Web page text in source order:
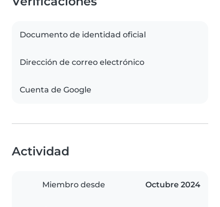
Documento de identidad oficial
Dirección de correo electrónico
Cuenta de Google
Actividad
Miembro desde Octubre 2024